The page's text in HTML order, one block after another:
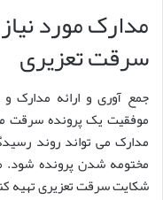
مدارک مورد
سرقت تعزیری
جمع آوری و ارائه
موفقیت یک پرونده سرقت
مدارک می تواند روند
مختومه شدن پرونده شود.
شکایت سرقت تعزیری تهیه